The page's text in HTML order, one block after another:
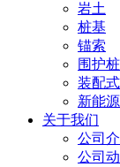
岩土
桩基
锚索
围护桩
装配式
新能
关于我们
公司
公司